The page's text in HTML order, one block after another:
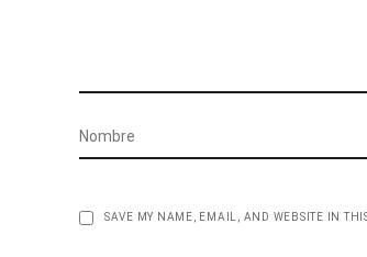
SAVE MY NAME, EMAIL, AND WEBSITE IN